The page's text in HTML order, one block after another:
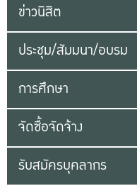
ข่าวนิสิต
ประชุม/สัมมนา/อบรม
การศึกษา
จัดซื้อจัดจ้าง
รับสมัครบุคลากร